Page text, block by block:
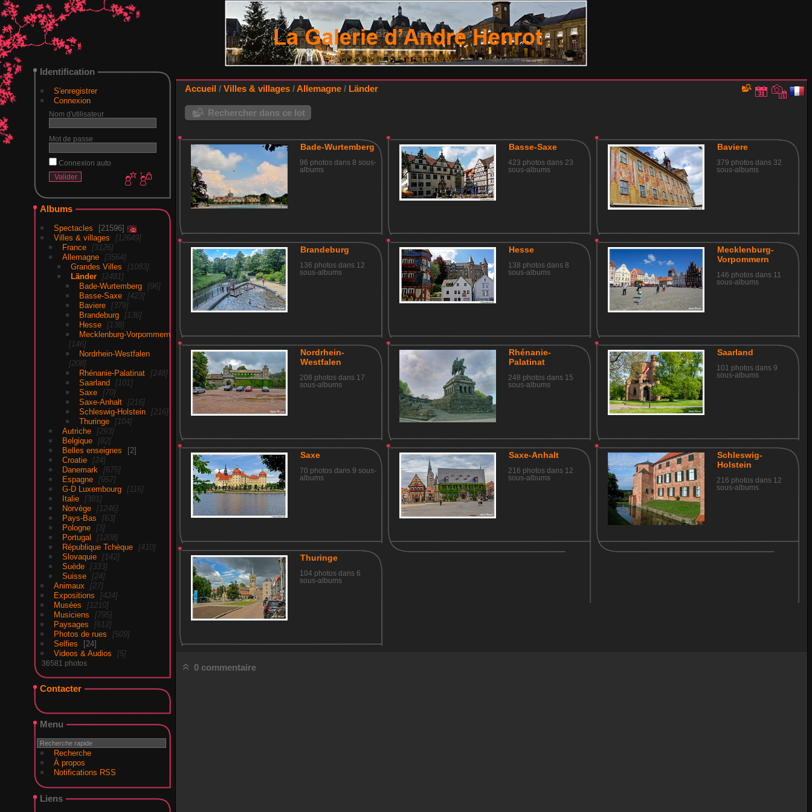
Identification
S'enregistrer
Connexion
Nom d'utilisateur
Mot de passe
Connexion auto
Albums
Spectacles
21596
Villes & villages
12649
France
3126
Allemagne
3564
Grandes Villes
1083
Länder
2481
Bade-Wurtemberg
96
Basse-Saxe
423
Baviere
379
Brandeburg
136
Hesse
138
Mecklenburg-Vorpommern
146
Nordrhein-Westfalen
208
Rhénanie-Palatinat
248
Saarland
101
Saxe
70
Saxe-Anhalt
216
Schleswig-Holstein
216
Thuringe
104
Autriche
293
Belgique
82
Belles enseignes
2
Croatie
24
Danemark
675
Espagne
957
G-D Luxembourg
116
Italie
381
Norvège
1246
Pays-Bas
63
Pologne
3
Portugal
1208
République Tchèque
410
Slovaquie
142
Suède
333
Suisse
24
Animaux
27
Expositions
424
Musées
1210
Musiciens
795
Paysages
612
Photos de rues
509
Selfies
24
Videos & Audios
5
36581 photos
Contacter
Menu
Recherche
À propos
Notifications RSS
Liens
Accueil / Villes & villages /Allemagne / Länder
Rechercher dans ce lot
Bade-Wurtemberg
96 photos dans 8 sous-
albums
Basse-Saxe
423 photos dans 23
sous-albums
Baviere
379 photos dans 32
sous-albums
Brandeburg
136 photos dans 12
sous-albums
Hesse
138 photos dans 8
sous-albums
Mecklenburg-
Vorpommern
146 photos dans 11
sous-albums
Nordrhein-
Westfalen
208 photos dans 17
sous-albums
Rhénanie-
Palatinat
248 photos dans 15
sous-albums
Saarland
101 photos dans 9
sous-albums
Saxe
70 photos dans 9 sous-
albums
Saxe-Anhalt
216 photos dans 12
sous-albums
Schleswig-
Holstein
216 photos dans 12
sous-albums
Thuringe
104 photos dans 6
sous-albums
0 commentaire